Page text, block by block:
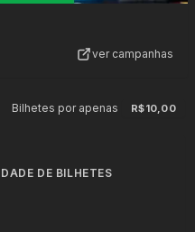
ver campanhas
Bilhetes por apenas R$10,00
DE BILHETES